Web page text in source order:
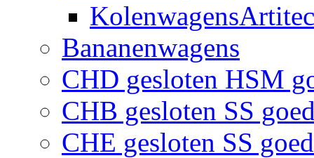
KolenwagensArtitec
Bananenwagens
CHD gesloten HSM
CHB gesloten SS
CHE gesloten SS